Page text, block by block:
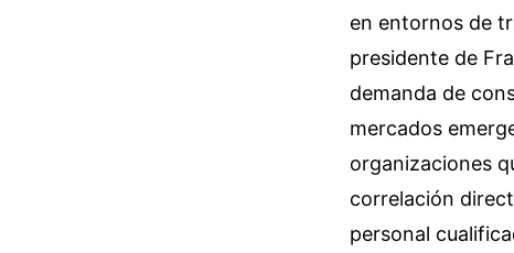
en entornos de
presidente de
demanda de
mercados
organizaciones
correlación
personal